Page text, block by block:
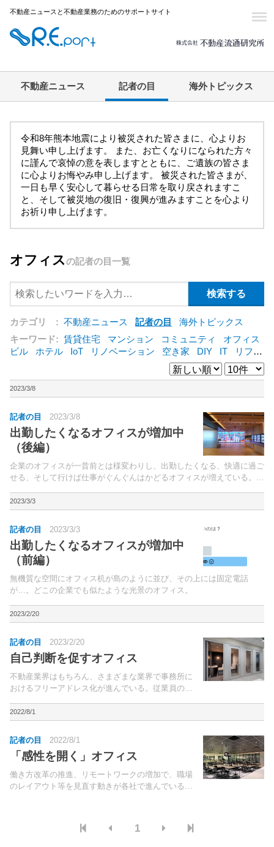
不動産ニュースと不動産業務のためのサポートサイト
不動産ニュース 記者の目 海外トピックス
令和8年熊本地震により被災された皆さまに、心よりお
見舞い申し上げます。 また、お亡くなりになられた方々
に謹んで哀悼の意を表しますとともに、ご遺族の皆さま
に心よりお悔やみ申し上げます。 被災された皆さまが、
一日も早く安心して暮らせる日常を取り戻されますこ
と、そして被災地の復旧・復興が進みますことを心より
お祈り申し上げます。
オフィスの記者の目一覧
カテゴリ : 不動産ニュース 記者の目
海外トピックス
キーワード: 賃貸住宅 マンション コミュニティ
オフィス
ビル
ホテル IoT リノベーション 空き家 DIY IT
リフォ
建売住宅 管理会社
集合住
三菱地所 賃貸借 公営住宅[+]
2023/3/8
記者の目 2023/3/8
出勤したくなるオフィスが増加中
（後編）
企業のオフィスが一昔前とは様変わりし、出勤したくなる、快適に過ご
せる、そして行けば仕事がぐんぐんはかどるオフィスが増えている。前
2023/3/3
記者の目 2023/3/3
出勤したくなるオフィスが増加中
（前編）
無機質な空間にオフィス机が島のように並び、その上には固定電話
が…。どこの企業でも似たような光景のオフィス。
2023/2/20
記者の目 2023/2/20
自己判断を促すオフィス
不動産業界はもちろん、さまざまな業界で事務所に
おけるフリーアドレス化が進んでいる。従業員の交
企業が多いだろう。
2022/8/1
記者の目 2022/8/1
「感性を開く」オフィス
働き方改革の推進、リモートワークの増加で、職場
のレイアウト等を見直す動きが各社で進んでいる。
1